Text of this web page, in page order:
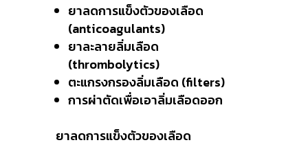
ยาลดการแข็งตัวของเลือด
(anticoagulants)
ยาละลายลิ่มเลือด
(thrombolytics)
ตะแกรงกรองลิ่มเลือด (filters)
การผ่าตัดเพื่อเอาลิ่มเลือดออก
ยาลดการแข็งตัวของเลือด